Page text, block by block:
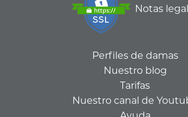
Notas
Perfiles de damas
Nuestro blog
Tarifas
Nuestro canal de